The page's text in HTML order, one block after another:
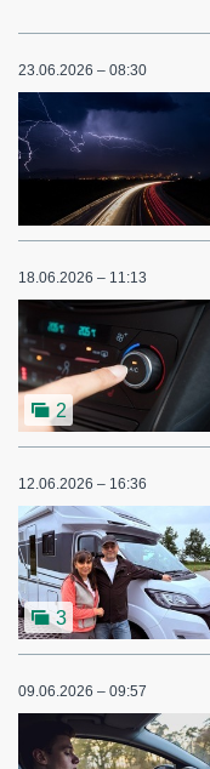
23.06.2026 – 08:30
18.06.2026 – 11:13
2
12.06.2026 – 16:36
3
09.06.2026 – 09:57